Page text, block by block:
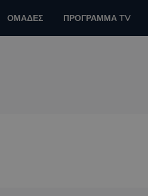
ΟΜΑΔΕΣ ΠΡΟΓΡΑΜΜΑ TV